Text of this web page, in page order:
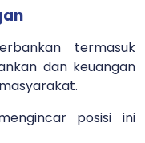
termasuk
dan keuangan
posisi ini